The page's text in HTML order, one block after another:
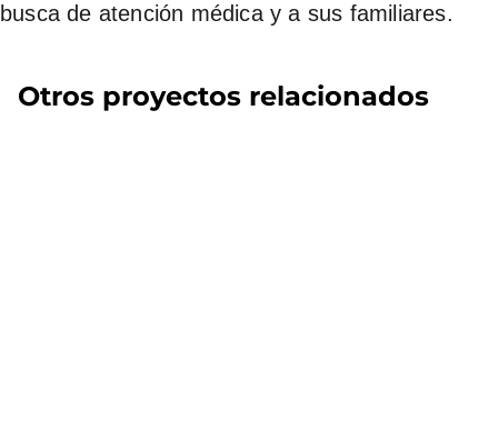
busca de atención médica y a sus familiares.
Otros proyectos relacionados